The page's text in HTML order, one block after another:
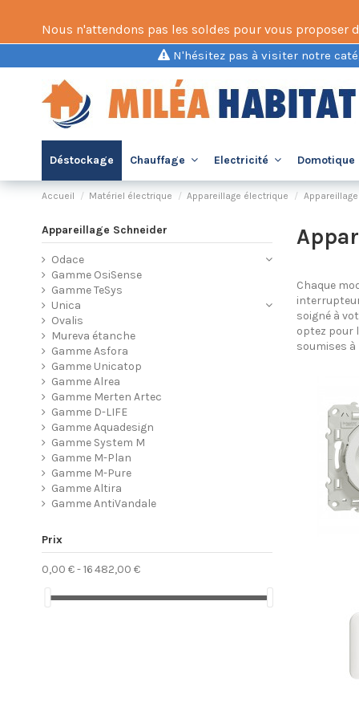
Nous n'attendons pas les soldes pour vous proposer
N'hésitez pas à visiter notre
Déstockage Chauffage Electricité
Accueil Matériel électrique Appareillage électrique
Chaque
soigné à
optez pour
soumises
Appareillage Schneider
Odace
Gamme OsiSense
Gamme TeSys
Unica
Ovalis
Mureva étanche
Gamme Asfora
Gamme Unicatop
Gamme Alrea
Gamme Merten Artec
Gamme D-LIFE
Gamme Aquadesign
Gamme System M
Gamme M-Plan
Gamme M-Pure
Gamme Altira
Gamme AntiVandale
Prix
0,00 € - 16 482,00 €